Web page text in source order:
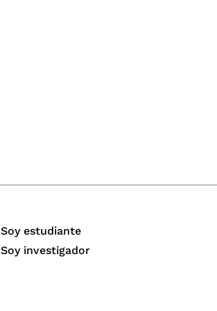
Soy estudiante
Soy investigador